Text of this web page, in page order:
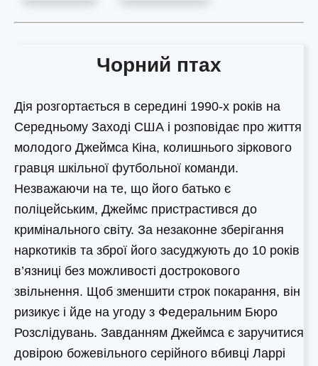
Чорний птах
Дія розгортається в середині 1990-х років на
Середньому Заході США і розповідає про життя
молодого Джеймса Кіна, колишнього зіркового
гравця шкільної футбольної команди.
Незважаючи на те, що його батько є
поліцейським, Джеймс пристрастився до
кримінального світу. За незаконне зберігання
наркотиків та зброї його засуджують до 10 років
в’язниці без можливості дострокового
звільнення. Щоб зменшити строк покарання, він
ризикує і йде на угоду з Федеральним Бюро
Розслідувань. Завданням Джеймса є заручитися
довірою божевільного серійного вбивці Ларрі